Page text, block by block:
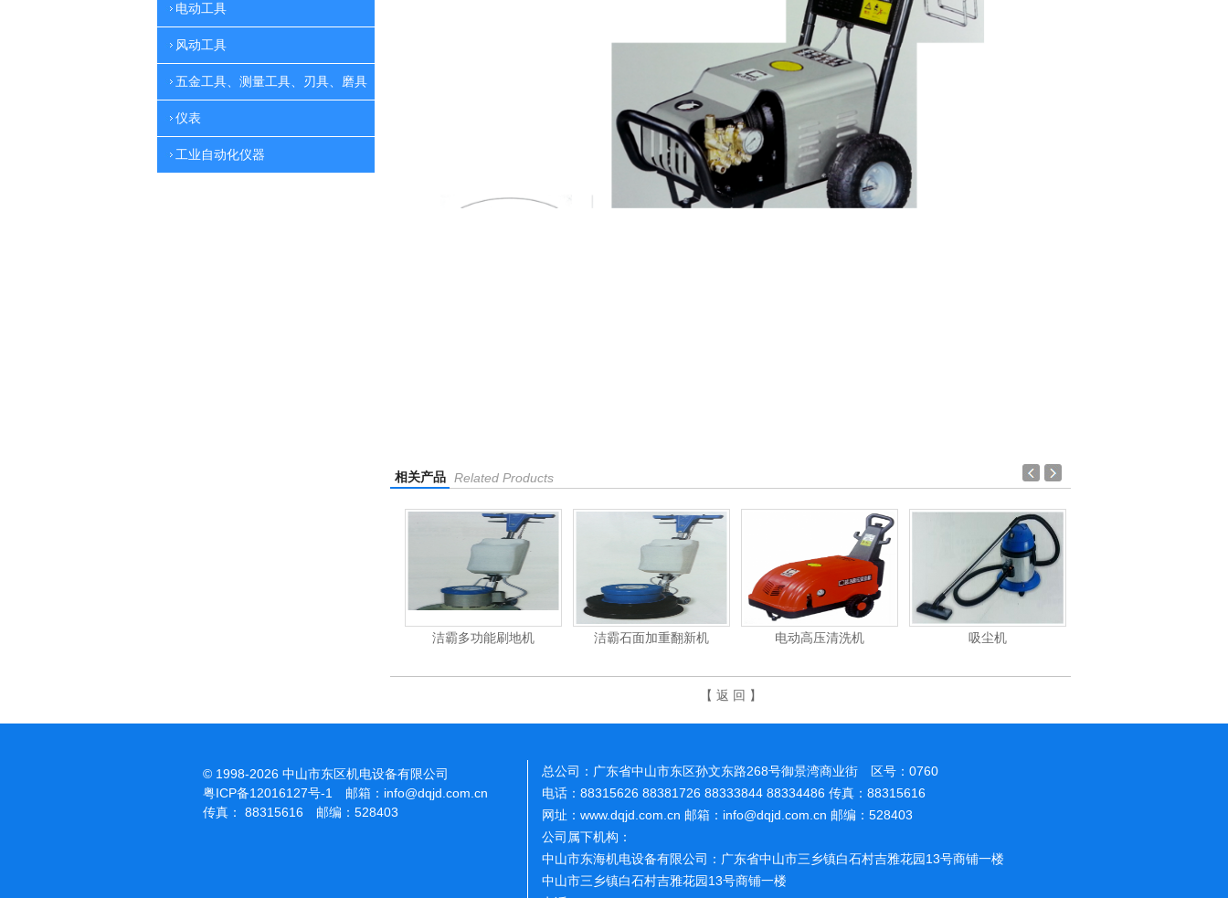
电动工具
风动工具
五金工具、测量工具、刃具、磨具
仪表
工业自动化仪器
相关产品 Related Products
洁霸多功能刷地机 洁霸石面加重翻新机 电动高压清洗机 吸尘机
【 返 回 】
© 1998-2026 中山市东区机电设备有限公司
总公司：广东省中山市东区孙文东路268号御景湾商业街 区号：0760
电话：88315626 88381726 88333844 88334486 传真：88315616
网址：www.dqjd.com.cn 邮箱：info@dqjd.com.cn 邮编：528403
公司属下机构：
中山市东海机电设备有限公司：广东省中山市三乡镇白石村吉雅花园13号商铺一楼
中山市三乡镇白石村吉雅花园13号商铺一楼